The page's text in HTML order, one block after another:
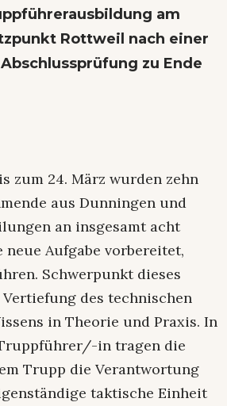
am
Rottweil nach einer
zu Ende
zum 24. März wurden zehn
aus Dunningen und
an insgesamt acht
Aufgabe vorbereitet,
Schwerpunkt dieses
des technischen
in Theorie und Praxis. In
in tragen die
Trupp die Verantwortung
taktische Einheit